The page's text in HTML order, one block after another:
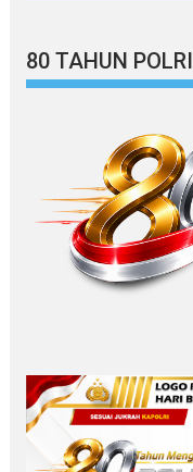
80 TAHUN POLRI